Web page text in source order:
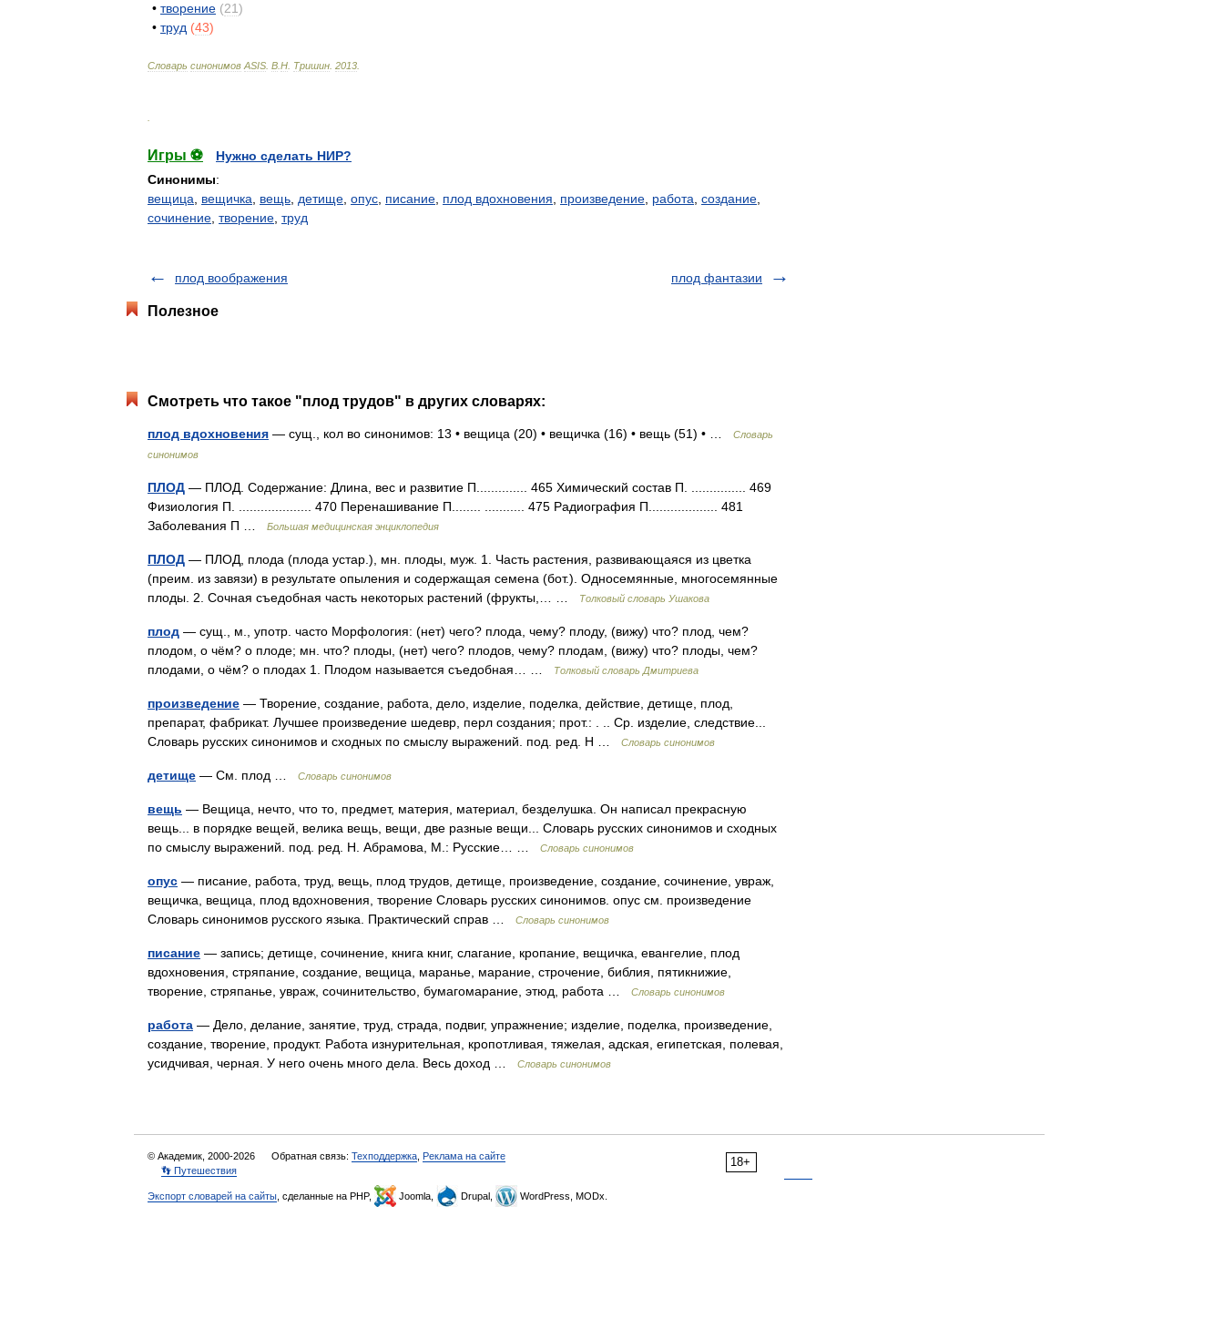
• творение (21)
• труд (43)
Словарь синонимов ASIS В Н Тришин 2013
Игры ⚽
Нужно сделать НИР?
Синонимы:
вещица
вещичка вещь детище опус писание плод вдохновения произведение работа создание
сочинение творение труд
плод воображения плод фантазии
Полезное
Смотреть что такое "плод трудов" в других словарях:
плод вдохновения — сущ., кол во синонимов: 13 • вещица (20) • вещичка (16) • вещь (51) • …
Словарь
синонимов
ПЛОД — ПЛОД. Содержание: Длина, вес и развитие П.............. 465 Химический состав П. ............... 469
Физиология П. .................... 470 Перенашивание П........ ........... 475 Радиография П................... 481
Заболевания П …
Большая медицинская энциклопедия
ПЛОД — ПЛОД, плода (плода устар.), мн. плоды, муж. 1. Часть растения, развивающаяся из цветка
(преим. из завязи) в результате опыления и содержащая семена (бот.). Односемянные, многосемянные
плоды. 2. Сочная съедобная часть некоторых растений (фрукты,… …
Толковый словарь Ушакова
плод — сущ., м., употр. часто Морфология: (нет) чего? плода, чему? плоду, (вижу) что? плод, чем?
плодом, о чём? о плоде; мн. что? плоды, (нет) чего? плодов, чему? плодам, (вижу) что? плоды, чем?
плодами, о чём? о плодах 1. Плодом называется съедобная… …
Толковый словарь Дмитриева
произведение — Творение, создание, работа, дело, изделие, поделка, действие, детище, плод,
препарат, фабрикат. Лучшее произведение шедевр, перл создания; прот.: . .. Ср. изделие, следствие...
Словарь русских синонимов и сходных по смыслу выражений. под. ред. Н …
Словарь синонимов
детище — См. плод … Словарь синонимов
вещь — Вещица, нечто, что то, предмет, материя, материал, безделушка. Он написал прекрасную
вещь... в порядке вещей, велика вещь, вещи, две разные вещи... Словарь русских синонимов и сходных
по смыслу выражений. под. ред. Н. Абрамова, М.: Русские… …
Словарь синонимов
опус — писание, работа, труд, вещь, плод трудов, детище, произведение, создание, сочинение, увраж,
вещичка, вещица, плод вдохновения, творение Словарь русских синонимов. опус см. произведение
Словарь синонимов русского языка. Практический справ …
Словарь синонимов
писание — запись; детище, сочинение, книга книг, слагание, кропание, вещичка, евангелие, плод
вдохновения, стряпание, создание, вещица, маранье, марание, строчение, библия, пятикнижие,
творение, стряпанье, увраж, сочинительство, бумагомарание, этюд, работа …
Словарь синонимов
работа — Дело, делание, занятие, труд, страда, подвиг, упражнение; изделие, поделка, произведение,
создание, творение, продукт. Работа изнурительная, кропотливая, тяжелая, адская, египетская, полевая,
усидчивая, черная. У него очень много дела. Весь доход …
Словарь синонимов
18+
© Академик, 2000-2026 Обратная связь: Техподдержка Реклама на сайте
👣 Путешествия
Экспорт словарей на сайты , сделанные на PHP, Joomla, Drupal, WordPress, MODx.